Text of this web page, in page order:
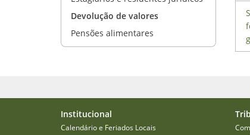
Devolução de valores
Pensões alimentares
Institucional
Calendário e Feriados Locais